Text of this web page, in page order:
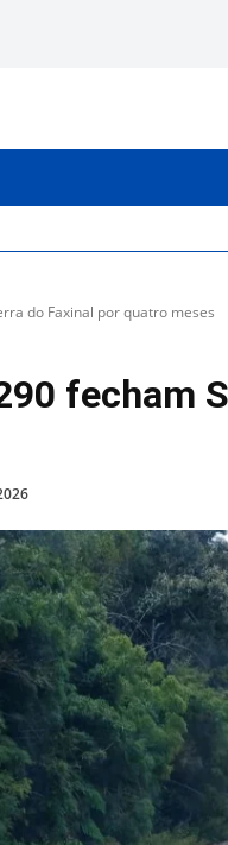
do Faxinal por quatro meses
fecham